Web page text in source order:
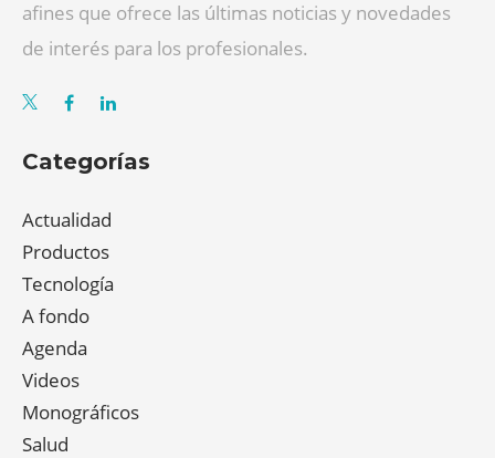
afines que ofrece las últimas noticias y novedades
de interés para los profesionales.
Categorías
Actualidad
Productos
Tecnología
A fondo
Agenda
Videos
Monográficos
Salud